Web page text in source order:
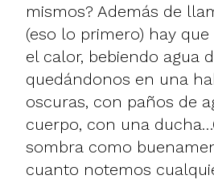
mismos? Además de
(eso lo primero) hay
el calor, bebiendo agua
quedándonos en una
oscuras, con paños de
cuerpo, con una
sombra como
cuanto notemos